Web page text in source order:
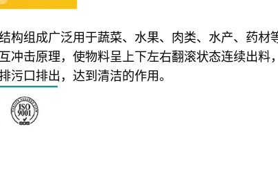
组成广泛用于蔬菜、水果、肉类、水产、药材
击原理，使物料呈上下左右翻滚状态连续出料
污口排出，达到清洁的作用。